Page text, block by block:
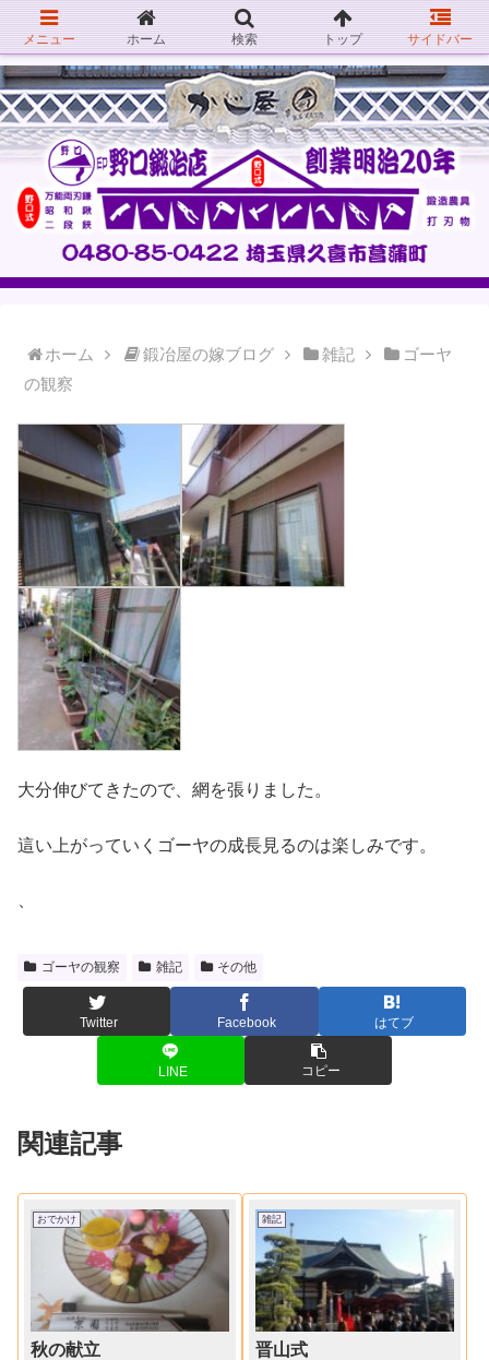
ホーム 鍛冶屋の嫁ブログ 雑記
ゴーヤ
の観察
大分伸びてきたので、網を張りました。
這い上がっていくゴーヤの成長見るのは楽しみです。
ゴーヤの観察 雑記 その他
Twitter Facebook はてブ
LINE コピー
関連記事
おでかけ
秋の献立
雑記
晋山式
メニュー ホーム 検索 トップ サイドバー